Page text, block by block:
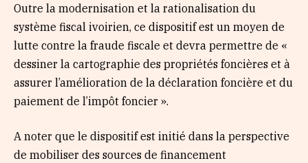
Outre la modernisation et la rationalisation du
système fiscal ivoirien, ce dispositif est un moyen de
lutte contre la fraude fiscale et devra permettre de «
dessiner la cartographie des propriétés foncières et à
assurer l’amélioration de la déclaration foncière et du
paiement de l’impôt foncier ».
A noter que le dispositif est initié dans la perspective
de mobiliser des sources de financement